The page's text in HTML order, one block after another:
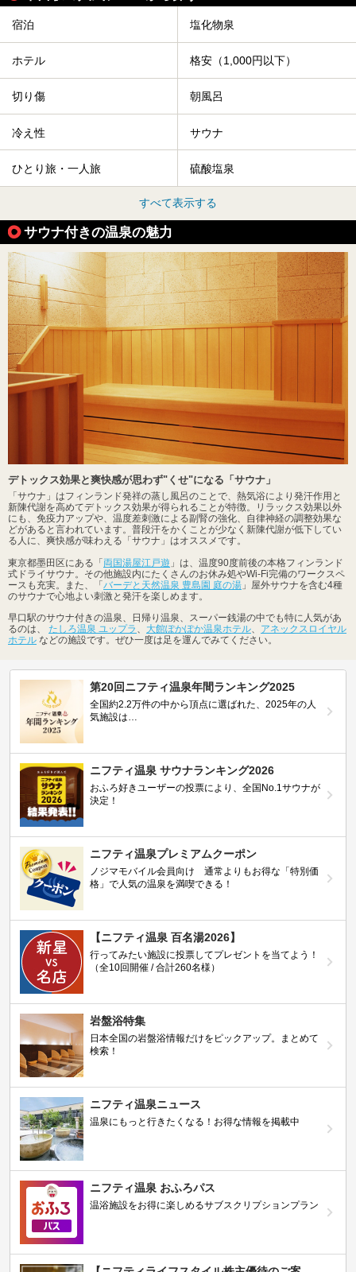
宿泊 塩化物泉
ホテル 格安（1,000円以下）
切り傷 朝風呂
冷え性 サウナ
ひとり旅・一人旅 硫酸塩泉
すべて表示する
サウナ付きの温泉の魅力
デトックス効果と爽快感が思わず"くせ"になる「サウナ」
「サウナ」はフィンランド発祥の蒸し風呂のことで、熱気浴により発汗作用と
新陳代謝を高めてデトックス効果が得られることが特徴。リラックス効果以外
にも、免疫力アップや、温度差刺激による副腎の強化、自律神経の調整効果な
どがあると言われています。普段汗をかくことが少なく新陳代謝が低下してい
る人に、爽快感が味わえる「サウナ」はオススメです。
東京都墨田区にある「 両国湯屋江戸遊 」は、温度90度前後の本格フィンランド
式ドライサウナ。その他施設内にたくさんのお休み処やWi-Fi完備のワークスペ
ースも充実。また、「 バーデと天然温泉 豊島園 庭の湯 」屋外サウナを含む4種
のサウナで心地よい刺激と発汗を楽しめます。
早口駅のサウナ付きの温泉、日帰り温泉、スーパー銭湯の中でも特に人気があ
るのは、 たしろ温泉 ユップラ 、 大館ぽかぽか温泉ホテル、 アネックスロイヤル
ホテル などの施設です。ぜひ一度は足を運んでみてください。
第20回ニフティ温泉年間ランキング2025
全国約2.2万件の中から頂点に選ばれた、2025年の人
気施設は…
ニフティ温泉 サウナランキング2026
おふろ好きユーザーの投票により、全国No.1サウナが
決定！
ニフティ温泉プレミアムクーポン
ノジマモバイル会員向け 通常よりもお得な「特別価
格」で人気の温泉を満喫できる！
【ニフティ温泉 百名湯2026】
行ってみたい施設に投票してプレゼントを当てよう！
（全10回開催 / 合計260名様）
岩盤浴特集
日本全国の岩盤浴情報だけをピックアップ。まとめて
検索！
ニフティ温泉ニュース
温泉にもっと行きたくなる！お得な情報を掲載中
ニフティ温泉 おふろパス
温浴施設をお得に楽しめるサブスクリプションプラン